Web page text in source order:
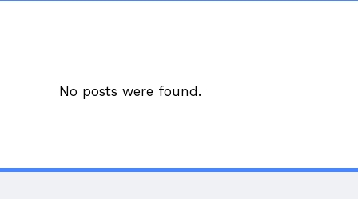
No posts were found.